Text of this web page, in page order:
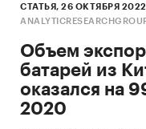
СТАТЬЯ, 26 ОКТЯБРЯ 2022
Объем
батарей из
оказался на
2020